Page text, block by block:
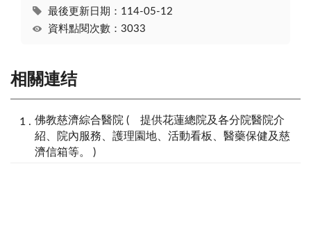
最後更新日期：114-05-12
資料點閱次數：3033
相關連结
佛教慈濟綜合醫院 ( 提供花蓮總院及各分院醫院介
紹、院內服務、護理園地、活動看板、醫藥保健及慈
濟信箱等。 )